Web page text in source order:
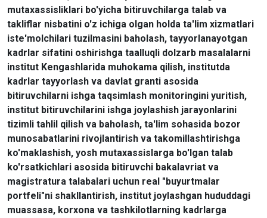
mutaxassisliklari bo'yicha bitiruvchilarga talab va
takliflar nisbatini o'z ichiga olgan holda ta'lim xizmatlari
iste'molchilari tuzilmasini baholash, tayyorlanayotgan
kadrlar sifatini oshirishga taalluqli dolzarb masalalarni
institut Kengashlarida muhokama qilish, institutda
kadrlar tayyorlash va davlat granti asosida
bitiruvchilarni ishga taqsimlash monitoringini yuritish,
institut bitiruvchilarini ishga joylashish jarayonlarini
tizimli tahlil qilish va baholash, ta'lim sohasida bozor
munosabatlarini rivojlantirish va takomillashtirishga
ko'maklashish, yosh mutaxassislarga bo'lgan talab
ko'rsatkichlari asosida bitiruvchi bakalavriat va
magistratura talabalari uchun real "buyurtmalar
portfeli"ni shakllantirish, institut joylashgan hududdagi
muassasa, korxona va tashkilotlarning kadrlarga